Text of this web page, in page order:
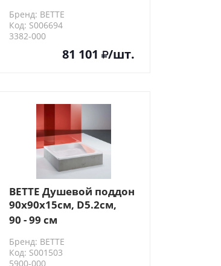
цвет: белый
Бренд: BETTE
Код: S006694
3382-000
81 101 /шт.
BETTE Душевой поддон
90х90х15см, D5.2см,
цвет: белый
90 - 99 см
Бренд: BETTE
Код: S001503
5900-000